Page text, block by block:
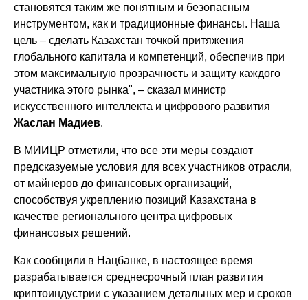
становятся таким же понятным и безопасным
инструментом, как и традиционные финансы. Наша
цель – сделать Казахстан точкой притяжения
глобального капитала и компетенций, обеспечив при
этом максимальную прозрачность и защиту каждого
участника этого рынка", – сказал министр
искусственного интеллекта и цифрового развития
Жаслан Мадиев.
В МИИЦР отметили, что все эти меры создают
предсказуемые условия для всех участников отрасли,
от майнеров до финансовых организаций,
способствуя укреплению позиций Казахстана в
качестве регионального центра цифровых
финансовых решений.
Как сообщили в Нацбанке, в настоящее время
разрабатывается среднесрочный план развития
криптоиндустрии с указанием детальных мер и сроков